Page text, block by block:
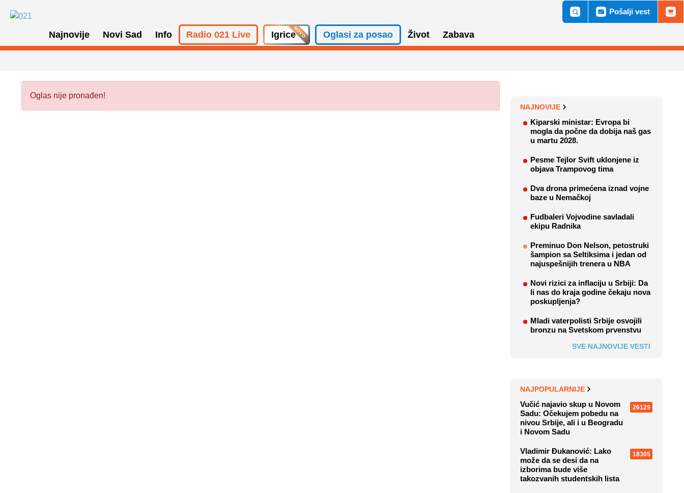
Najnovije Novi Sad Info Radio 021 Live Igrice Oglasi za posao Život Zabava
Pošalji vest
Oglas nije pronađen!
NAJNOVIJE
Kiparski ministar: Evropa bi
mogla da počne da dobija naš gas
u martu 2028.
Pesme Tejlor Svift uklonjene iz
objava Trampovog tima
Dva drona primećena iznad vojne
baze u Nemačkoj
Fudbaleri Vojvodine savladali
ekipu Radnika
Preminuo Don Nelson, petostruki
šampion sa Seltiksima i jedan od
najuspešnijih trenera u NBA
Novi rizici za inflaciju u Srbiji: Da
li nas do kraja godine čekaju nova
poskupljenja?
Mladi vaterpolisti Srbije osvojili
bronzu na Svetskom prvenstvu
SVE NAJNOVIJE VESTI
NAJPOPULARNIJE
Vučić najavio skup u Novom
Sadu: Očekujem pobedu na
nivou Srbije, ali i u Beogradu
i Novom Sadu
26129
Vladimir Đukanović: Lako
može da se desi da na
izborima bude više
takozvanih studentskih lista
18305